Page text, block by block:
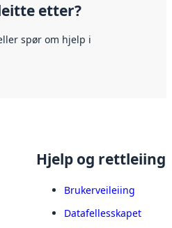
etter?
spør om hjelp i
Hjelp og rettleiing
Brukerveileiing
Datafellesskapet